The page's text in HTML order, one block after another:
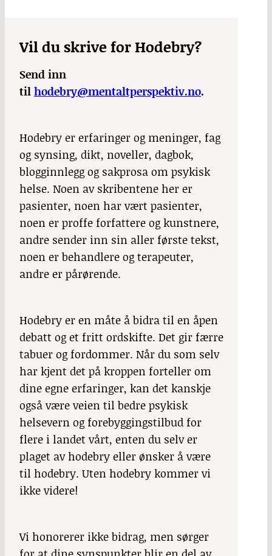
Vil du skrive for Hodebry?
Send inn
tilhodebry@mentaltperspektiv.no.
Hodebry er erfaringer og meninger, fag
og synsing, dikt, noveller, dagbok,
blogginnlegg og sakprosa om psykisk
helse. Noen av skribentene her er
pasienter, noen har vært pasienter,
noen er proffe forfattere og kunstnere,
andre sender inn sin aller første tekst,
noen er behandlere og terapeuter,
andre er pårørende.
Hodebryer en måte å bidra til en åpen
debatt og et fritt ordskifte. Det gir færre
tabuer og fordommer. Når du som selv
har kjent det på kroppen forteller om
dine egne erfaringer, kan det kanskje
også være veien til bedre psykisk
helsevern og forebyggingstilbud for
flere i landet vårt, enten du selv er
plaget av hodebry eller ønsker å være
til hodebry. Uten hodebry kommer vi
ikke videre!
Vi honorerer ikke bidrag, men sørger